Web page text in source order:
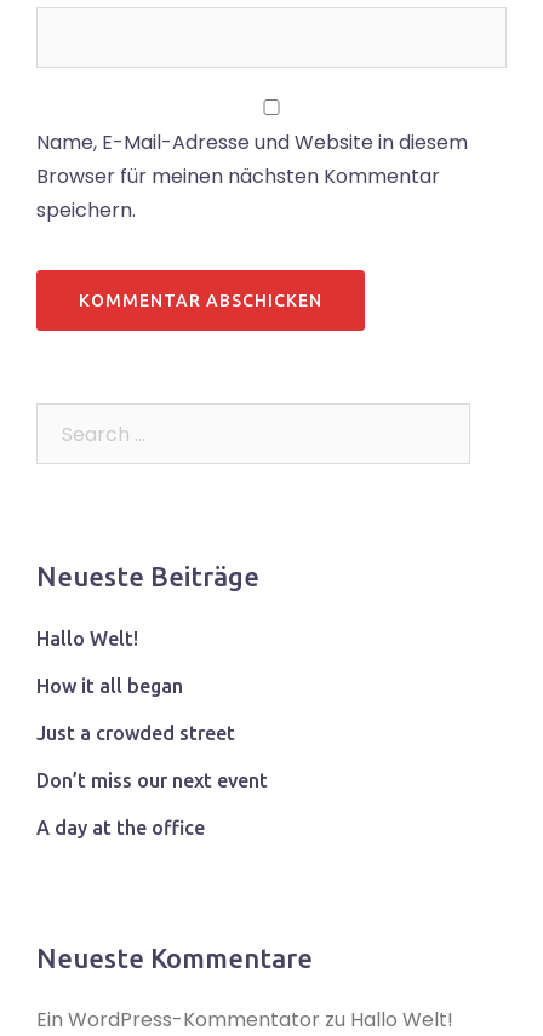
Name, E-Mail-Adresse und Website in diesem
Browser für meinen nächsten Kommentar
speichern.
Neueste Beiträge
Hallo Welt!
How it all began
Just a crowded street
Don’t miss our next event
A day at the office
Neueste Kommentare
Ein WordPress-Kommentator zu Hallo Welt!